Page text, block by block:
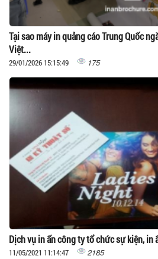
Tại sao máy in quảng cáo Trung Quốc
Việt...
29/01/2026 15:15:49 175
Dịch vụ in ấn công ty tổ chức sự kiện, in
11/05/2021 11:14:47 2185